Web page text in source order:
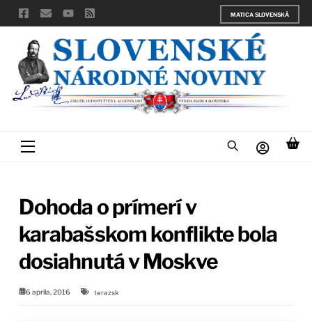
Skip
to
content
MATICA SLOVENSKÁ
Menu
Dohoda o prímerí v
karabašskom konflikte bola
dosiahnutá v Moskve
6 apríla, 2016 terazsk